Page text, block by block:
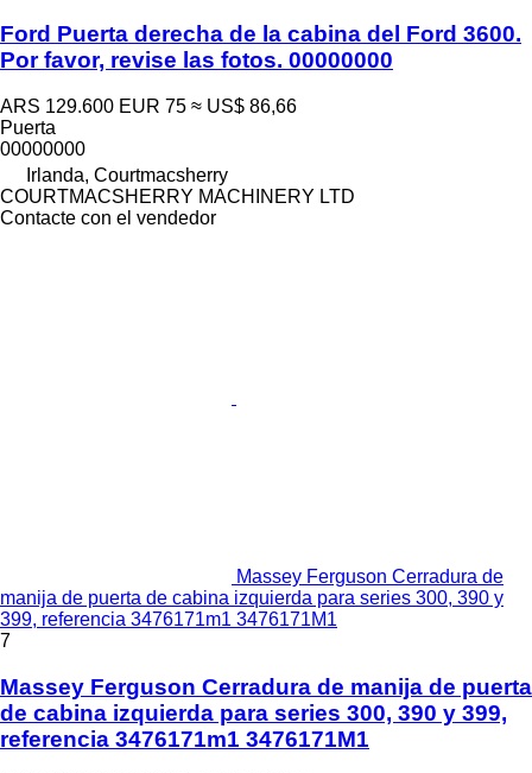
Ford Puerta derecha de la cabina del Ford 3600.
Por favor, revise las fotos. 00000000
ARS 129.600 EUR 75 ≈ US$ 86,66
Puerta
00000000
Irlanda, Courtmacsherry
COURTMACSHERRY MACHINERY LTD
Contacte con el vendedor
Massey Ferguson Cerradura de
manija de puerta de cabina izquierda para series 300, 390 y
399, referencia 3476171m1 3476171M1
7
Massey Ferguson Cerradura de manija de puerta
de cabina izquierda para series 300, 390 y 399,
referencia 3476171m1 3476171M1